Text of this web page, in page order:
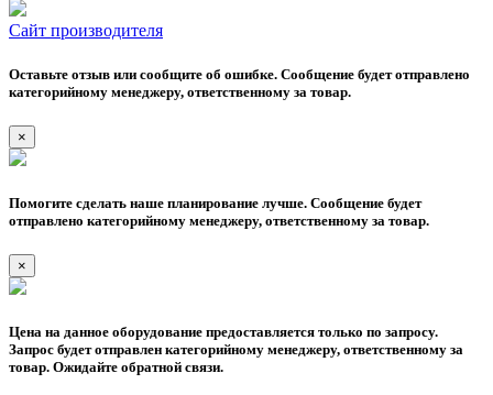
Сайт производителя
Оставьте отзыв или сообщите об ошибке. Сообщение будет отправлено
категорийному менеджеру, ответственному за товар.
×
Помогите сделать наше планирование лучше. Сообщение будет
отправлено категорийному менеджеру, ответственному за товар.
×
Цена на данное оборудование предоставляется только по запросу.
Запрос будет отправлен категорийному менеджеру, ответственному за
товар. Ожидайте обратной связи.